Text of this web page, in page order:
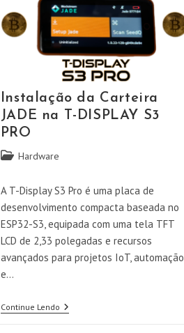
Instalação da Carteira
JADE na T-DISPLAY S3
PRO
Categoria
post:
Hardware
A T-Display S3 Pro é uma placa de
desenvolvimento compacta baseada no
ESP32-S3, equipada com uma tela TFT
LCD de 2,33 polegadas e recursos
avançados para projetos IoT, automação
e…
Continue LendoInstalação